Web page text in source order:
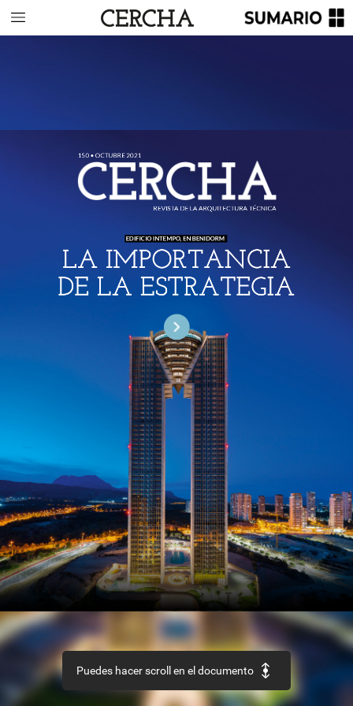
EDIFICIOINTEMPO, EN BENIDORM
LA IMPORTANCIA
DE LA ESTRATEGIA
REHABILITACIÓN
Edificio ‘LaLoza’, en Las
GranCanaria
URBANISMO
Recuperaciónde laaldea
deRuesta,en Zaragoza
REVISTA DE LA ARQUITECTURA TÉCNICA
150 • OCTUBRE 2021
Puedes hacer scroll en el documento